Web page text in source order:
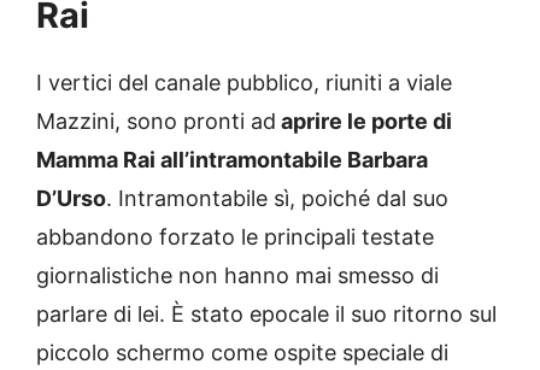
Rai
I vertici del canale pubblico, riuniti a viale
Mazzini, sono pronti ad aprire le porte di
Mamma Rai all’intramontabile Barbara
D’Urso. Intramontabile sì, poiché dal suo
abbandono forzato le principali testate
giornalistiche non hanno mai smesso di
parlare di lei. È stato epocale il suo ritorno sul
piccolo schermo come ospite speciale di